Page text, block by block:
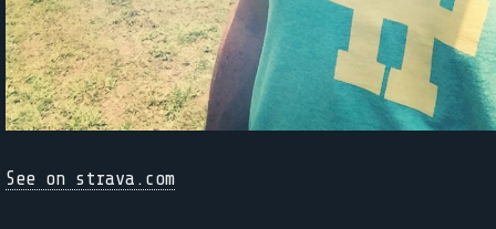
See on strava.com